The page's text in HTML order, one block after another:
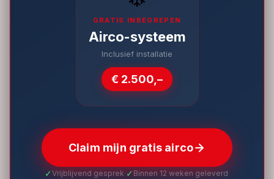
GRATIS INBEGREPEN
Airco-systeem
Inclusief installatie
€ 2.500,–
Claim mijn gratis airco
✓Vrijblijvend gesprek·✓Binnen 12 weken geleverd·